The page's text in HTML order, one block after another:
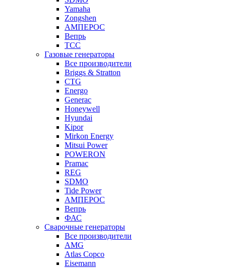
Yamaha
Zongshen
АМПЕРОС
Вепрь
ТСС
Газовые генераторы
Все производители
Briggs & Stratton
CTG
Energo
Generac
Honeywell
Hyundai
Kipor
Mirkon Energy
Mitsui Power
POWERON
Pramac
REG
SDMO
Tide Power
АМПЕРОС
Вепрь
ФАС
Сварочные генераторы
Все производители
AMG
Atlas Copco
Eisemann